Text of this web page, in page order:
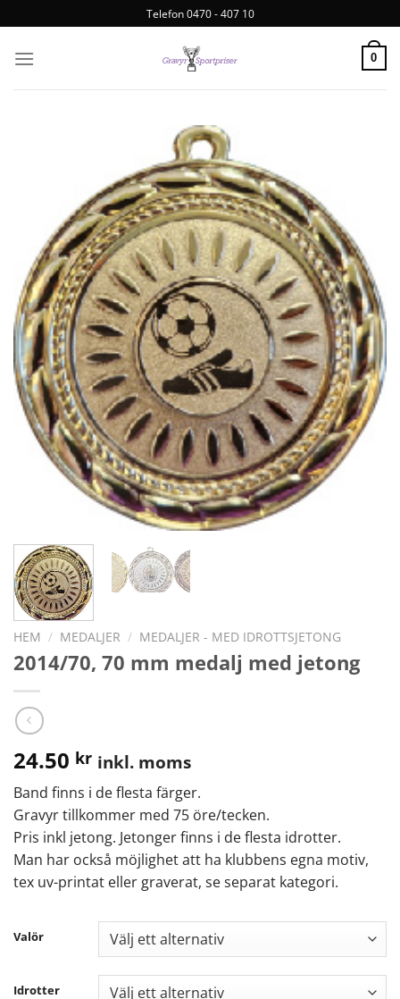
Telefon 0470 - 407 10
0
HEM / MEDALJER / MEDALJER - MED IDROTTSJETONG
2014/70, 70 mm medalj med jetong
24.50 kr inkl. moms
Band finns i de flesta färger.
Gravyr tillkommer med 75 öre/tecken.
Pris inkl jetong. Jetonger finns i de flesta idrotter.
Man har också möjlighet att ha klubbens egna motiv,
tex uv-printat eller graverat, se separat kategori.
Valör
Idrotter